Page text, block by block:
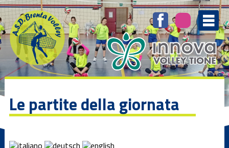
Le partite della giornata